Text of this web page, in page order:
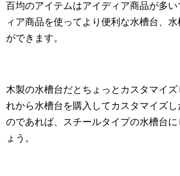
百均のアイテムはアイディア商品が多
ィア商品を使ってより便利な水槽台、
ができます。
木製の水槽台だとちょっとカスタマイズ
れから水槽台を購入してカスタマイズ
のであれば、スチールタイプの水槽台
ょう。